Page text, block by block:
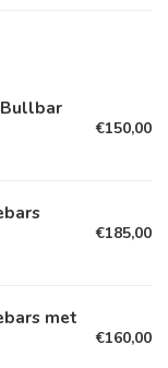
Bullbar
€150,00
€185,00
met
€160,00